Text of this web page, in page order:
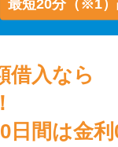
利でお得
イックの
みずほ銀
ン別の問
最短20分（※1
借入なら
日間は金利